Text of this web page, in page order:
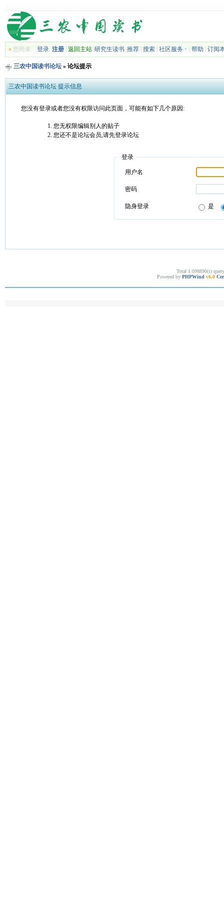
»您尚未 登录 注册| 返回主站| 研究生读书| 推荐| 搜索| 社区服务 帮助 订阅
三农中国读书论坛» 论坛提示
三农中国读书论坛 提示信息
您没有登录或者您没有权限访问此页面，可能有如下几个原因:
您无权限编辑别人的贴子
您还不是论坛会员,请先登录论坛
登录
用户名
密码
隐身登录 是
Total 1.098890(s)
Powered by PHPWind v6.0